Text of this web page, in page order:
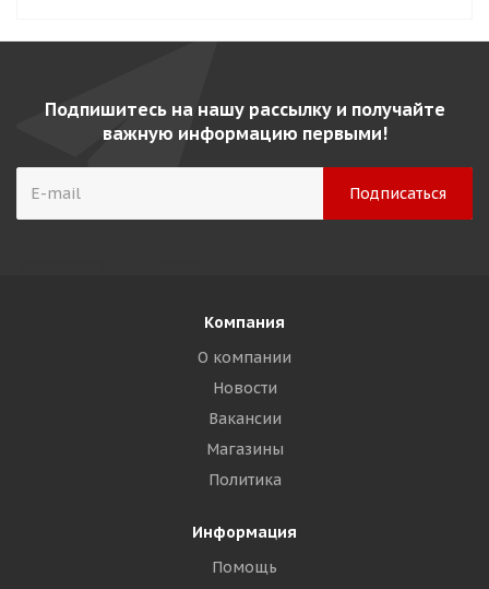
Подпишитесь на нашу рассылку и получайте
важную информацию первыми!
Компания
О компании
Новости
Вакансии
Магазины
Политика
Информация
Помощь